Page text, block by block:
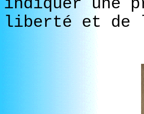
indiquer une
liberté et de